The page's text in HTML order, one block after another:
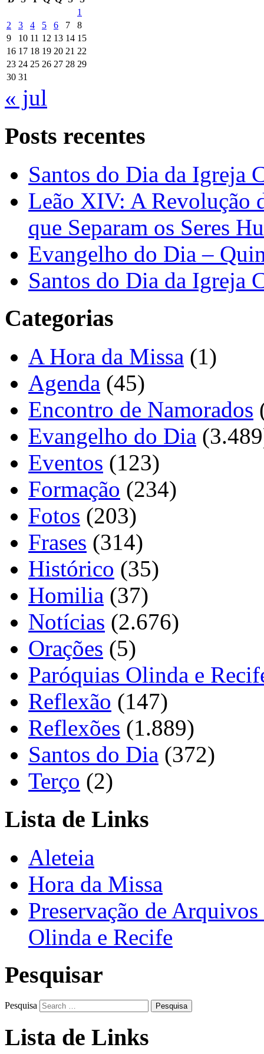
1
2
3 4 5 6 7
8
9
10 11 12 13 14 15
16 17 18 19 20 21 22
23 24 25 26 27 28 29
30 31
« jul
Posts recentes
Santos do Dia da Igreja
Leão XIV: A Revolução
que Separam os Seres
Evangelho do Dia –
Santos do Dia da Igreja
Categorias
A Hora da Missa (1)
Agenda (45)
Encontro de Namorados
Evangelho do Dia
Eventos (123)
Formação (234)
Fotos (203)
Frases (314)
Histórico (35)
Homilia (37)
Notícias (2.676)
Orações (5)
Paróquias Olinda e
Reflexão (147)
Reflexões (1.889)
Santos do Dia (372)
Terço (2)
Lista de Links
Aleteia
Hora da Missa
Preservação de
Olinda e Recife
Pesquisar
Pesquisa
Lista de Links